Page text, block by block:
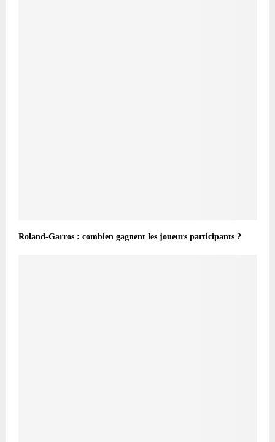
Roland-Garros : combien gagnent les joueurs participants ?